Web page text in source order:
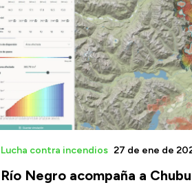
Río Negro acompaña a
Lucha contra incendios 27 de ene de